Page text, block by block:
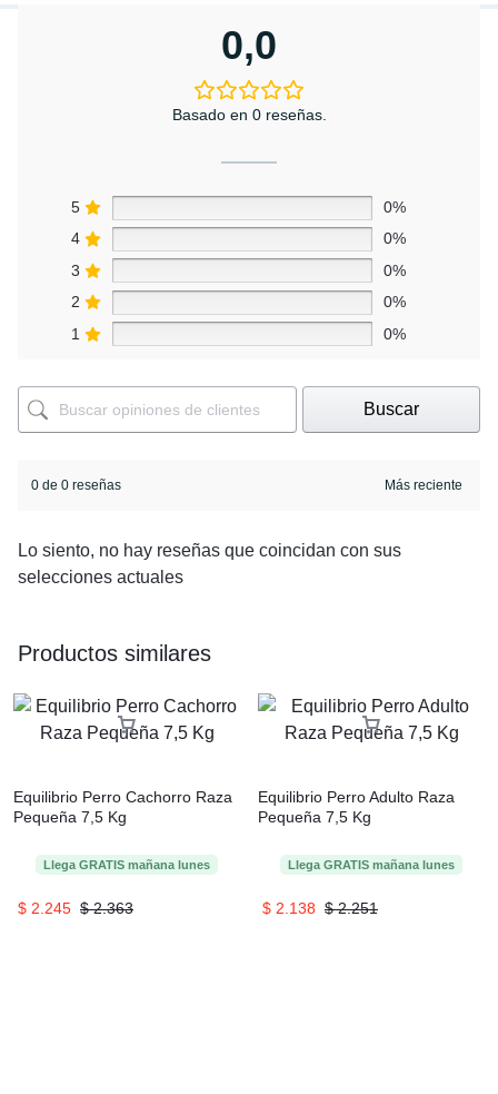
0,0
Basado en 0 reseñas.
5
0%
4
0%
3
0%
2
0%
1
0%
Buscar
0 de 0 reseñas
Lo siento, no hay reseñas que coincidan con sus
selecciones actuales
Productos similares
Equilibrio Perro Cachorro Raza
Pequeña 7,5 Kg
Llega GRATIS mañana lunes
$2.363
$ 2.245
Equilibrio Perro Adulto Raza
Pequeña 7,5 Kg
Llega GRATIS mañana lunes
$2.251
$ 2.138